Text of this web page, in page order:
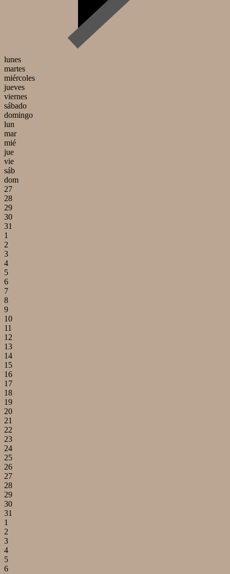
lunes
martes
miércoles
jueves
viernes
sábado
domingo
lun
mar
mié
jue
vie
sáb
dom
27
28
29
30
31
1
2
3
4
5
6
7
8
9
10
11
12
13
14
15
16
17
18
19
20
21
22
23
24
25
26
27
28
29
30
31
1
2
3
4
5
6